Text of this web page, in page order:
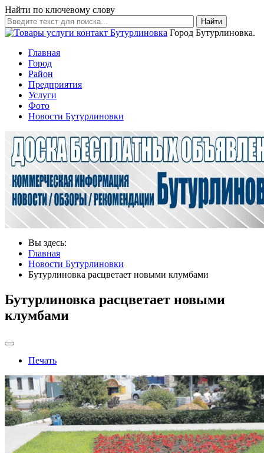
Найти по ключевому слову
Найти
Город Бутурлиновка.
Главная
Город
Район
Предприятия
Услуги
Фото
Новости Бутурлиновки
Вы здесь:
Главная
Новости Бутурлиновки
Бутурлиновка расцветает новыми клумбами
Бутурлиновка расцветает новыми
клумбами
Печать